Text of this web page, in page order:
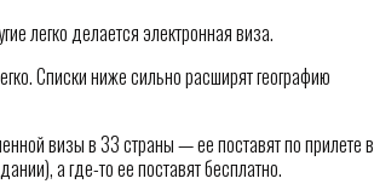
легко делается электронная виза.
Списки ниже сильно расширят географию
визы в 33 страны — ее поставят по прилете в
а где-то ее поставят бесплатно.